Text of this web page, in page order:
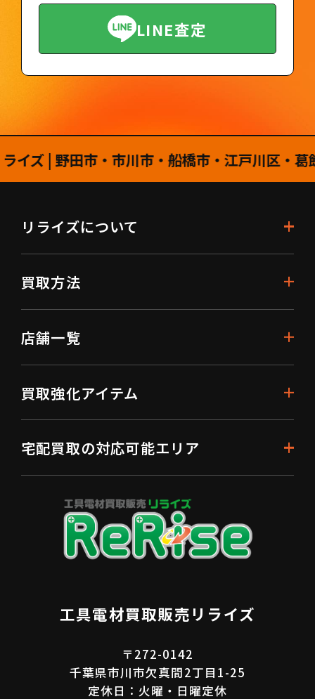
LINE査定
野田市・市川市・船橋市・江戸川区・葛飾区
工具電材買取販売リライズ
〒272-0142
千葉県市川市欠真間2丁目1-25
定休日：火曜・日曜定休
リライズについて
買取方法
店舗一覧
買取強化アイテム
宅配買取の対応可能エリア